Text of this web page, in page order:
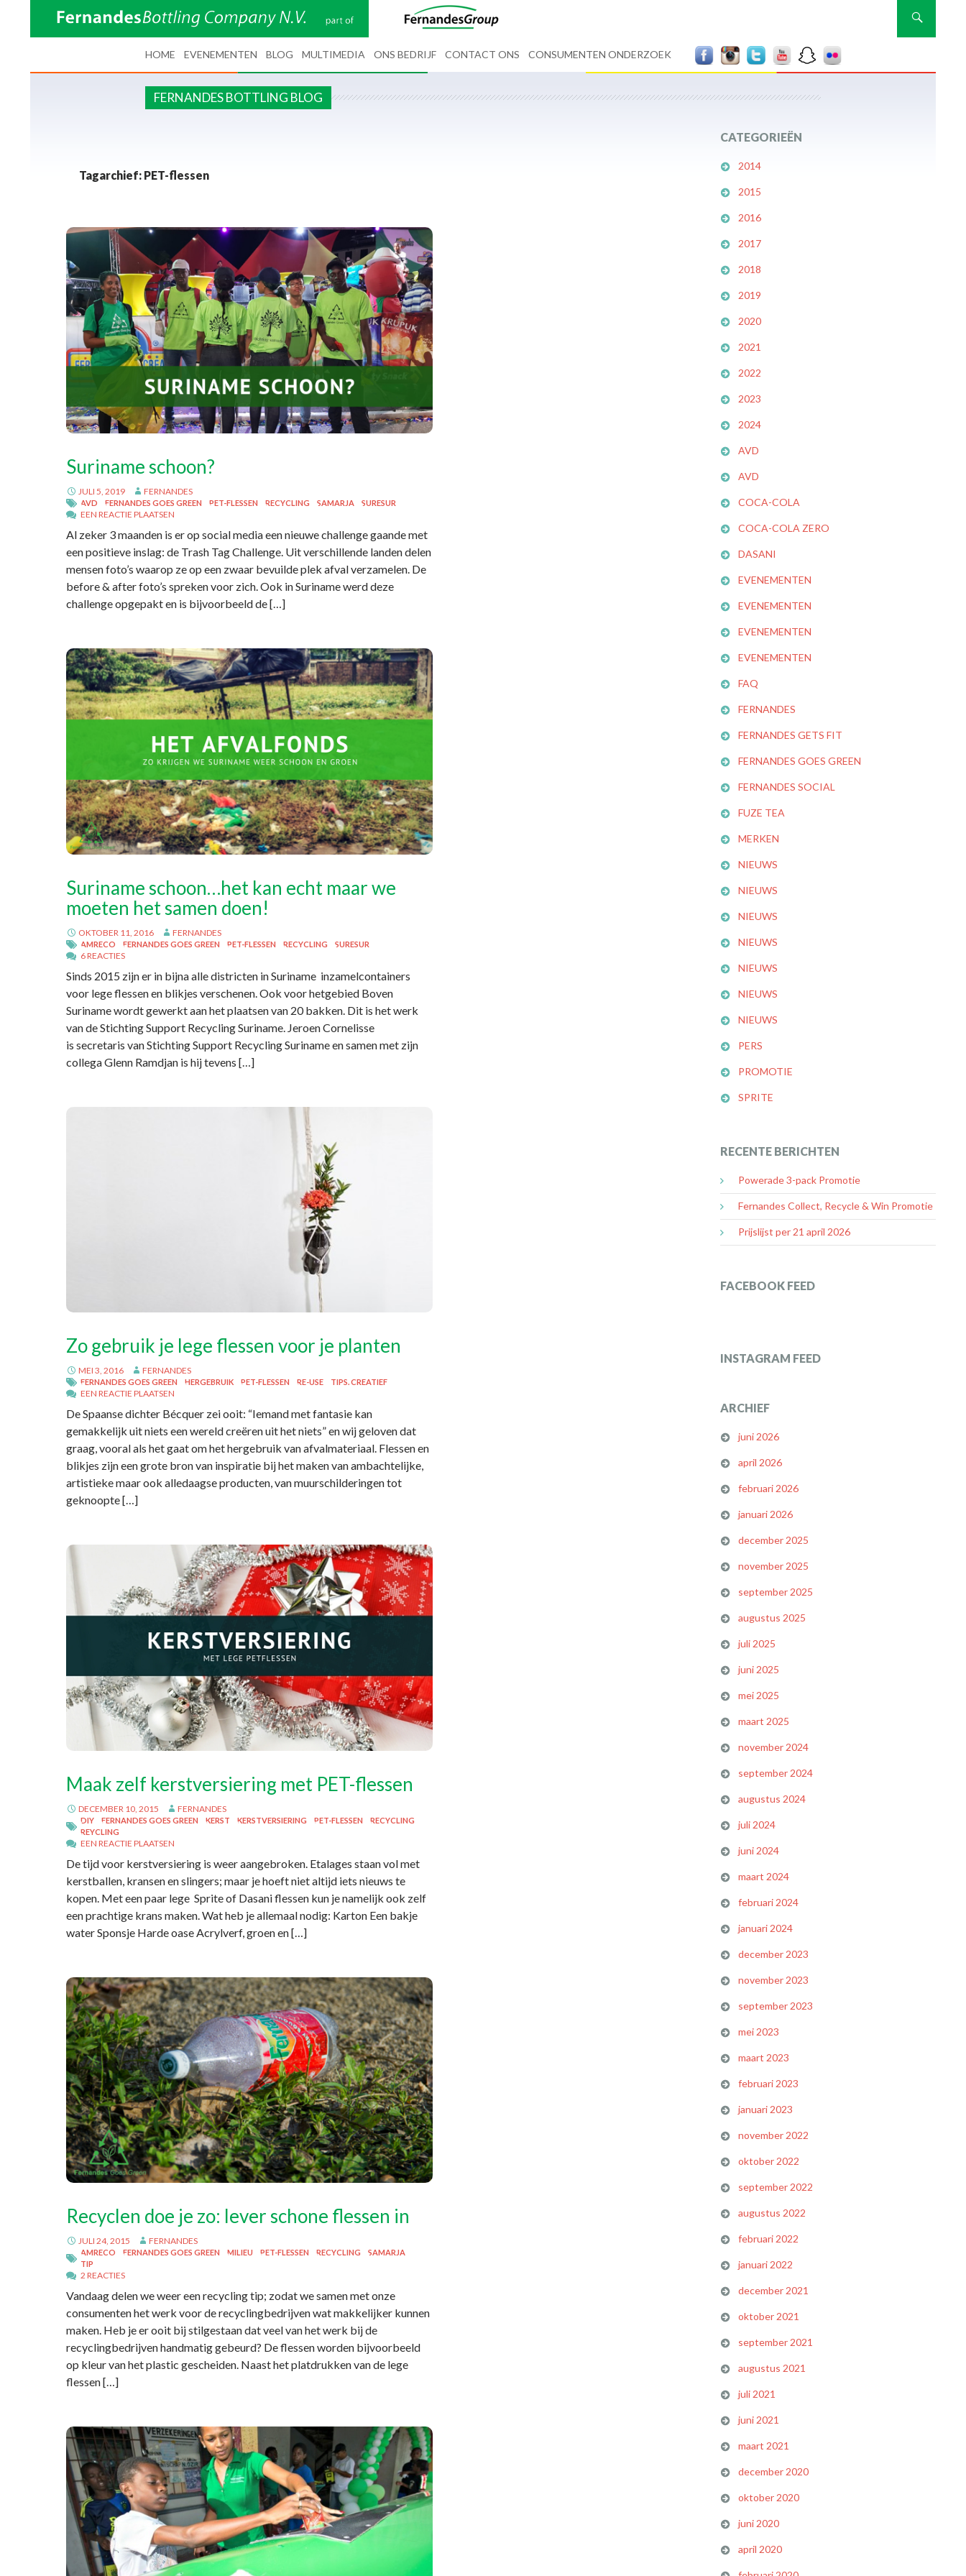
Zoeken
HOME EVENEMENTEN BLOG MULTIMEDIA ONS BEDRIJF CONTACT ONS CONSUMENTEN ONDERZOEK
FERNANDES BOTTLING BLOG
Tagarchief: PET-flessen
Suriname schoon?
JULI 5, 2019 FERNANDES
AVD FERNANDES GOES GREEN PET-FLESSEN RECYCLING SAMARJA SURESUR
EEN REACTIE PLAATSEN
Al zeker 3 maanden is er op social media een nieuwe challenge gaande met
een positieve inslag: de Trash Tag Challenge. Uit verschillende landen delen
mensen foto’s waarop ze op een zwaar bevuilde plek afval verzamelen. De
before & after foto’s spreken voor zich. Ook in Suriname werd deze
challenge opgepakt en is bijvoorbeeld de […]
Suriname schoon…het kan echt maar we
moeten het samen doen!
OKTOBER 11, 2016 FERNANDES
AMRECO FERNANDES GOES GREEN PET-FLESSEN RECYCLING SURESUR
6 REACTIES
Sinds 2015 zijn er in bijna alle districten in Suriname inzamelcontainers
voor lege flessen en blikjes verschenen. Ook voor hetgebied Boven
Suriname wordt gewerkt aan het plaatsen van 20 bakken. Dit is het werk
van de Stichting Support Recycling Suriname. Jeroen Cornelisse
is secretaris van Stichting Support Recycling Suriname en samen met zijn
collega Glenn Ramdjan is hij tevens […]
Zo gebruik je lege flessen voor je planten
MEI 3, 2016 FERNANDES
FERNANDES GOES GREEN HERGEBRUIK PET-FLESSEN RE-USE TIPS. CREATIEF
EEN REACTIE PLAATSEN
De Spaanse dichter Bécquer zei ooit: “Iemand met fantasie kan
gemakkelijk uit niets een wereld creëren uit het niets” en wij geloven dat
graag, vooral als het gaat om het hergebruik van afvalmateriaal. Flessen en
blikjes zijn een grote bron van inspiratie bij het maken van ambachtelijke,
artistieke maar ook alledaagse producten, van muurschilderingen tot
geknoopte […]
Maak zelf kerstversiering met PET-flessen
DECEMBER 10, 2015 FERNANDES
DIY FERNANDES GOES GREEN KERST KERSTVERSIERING PET-FLESSEN
RECYCLING
REYCLING
EEN REACTIE PLAATSEN
De tijd voor kerstversiering is weer aangebroken. Etalages staan vol met
kerstballen, kransen en slingers; maar je hoeft niet altijd iets nieuws te
kopen. Met een paar lege Sprite of Dasani flessen kun je namelijk ook zelf
een prachtige krans maken. Wat heb je allemaal nodig: Karton Een bakje
water Sponsje Harde oase Acrylverf, groen en […]
Recyclen doe je zo: lever schone flessen in
JULI 24, 2015 FERNANDES
AMRECO FERNANDES GOES GREEN MILIEU PET-FLESSEN RECYCLING
SAMARJA
TIP
2 REACTIES
Vandaag delen we weer een recycling tip; zodat we samen met onze
consumenten het werk voor de recyclingbedrijven wat makkelijker kunnen
maken. Heb je er ooit bij stilgestaan dat veel van het werk bij de
recyclingbedrijven handmatig gebeurd? De flessen worden bijvoorbeeld
op kleur van het plastic gescheiden. Naast het platdrukken van de lege
flessen […]
CATEGORIEËN
2014
2015
2016
2017
2018
2019
2020
2021
2022
2023
2024
AVD
AVD
COCA-COLA
COCA-COLA ZERO
DASANI
EVENEMENTEN
EVENEMENTEN
EVENEMENTEN
EVENEMENTEN
FAQ
FERNANDES
FERNANDES GETS FIT
FERNANDES GOES GREEN
FERNANDES SOCIAL
FUZE TEA
MERKEN
NIEUWS
NIEUWS
NIEUWS
NIEUWS
NIEUWS
NIEUWS
NIEUWS
PERS
PROMOTIE
SPRITE
RECENTE BERICHTEN
Powerade 3-pack Promotie
Fernandes Collect, Recycle & Win Promotie
Prijslijst per 21 april 2026
FACEBOOK FEED
INSTAGRAM FEED
ARCHIEF
juni 2026
april 2026
februari 2026
januari 2026
december 2025
november 2025
september 2025
augustus 2025
juli 2025
juni 2025
mei 2025
maart 2025
november 2024
september 2024
augustus 2024
juli 2024
juni 2024
maart 2024
februari 2024
januari 2024
december 2023
november 2023
september 2023
mei 2023
maart 2023
februari 2023
januari 2023
november 2022
oktober 2022
september 2022
augustus 2022
februari 2022
januari 2022
december 2021
oktober 2021
september 2021
augustus 2021
juli 2021
juni 2021
maart 2021
december 2020
oktober 2020
juni 2020
april 2020